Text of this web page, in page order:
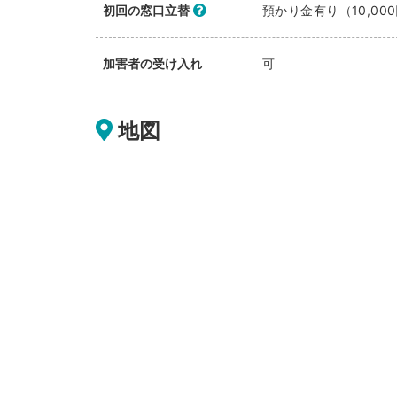
初回の窓口立替 預かり金有り（
加害者の受け入れ 可
地図